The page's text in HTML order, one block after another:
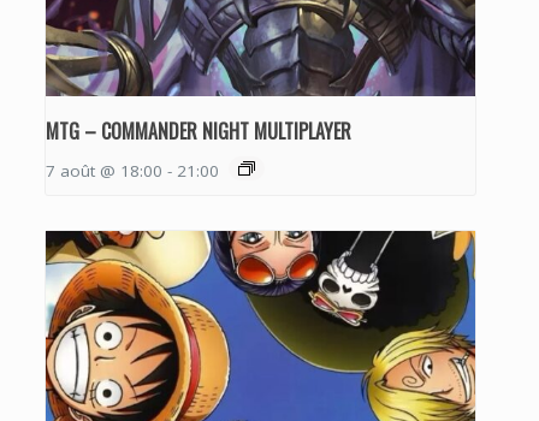
MTG – COMMANDER NIGHT MULTIPLAYER
7 août @ 18:00 - 21:00